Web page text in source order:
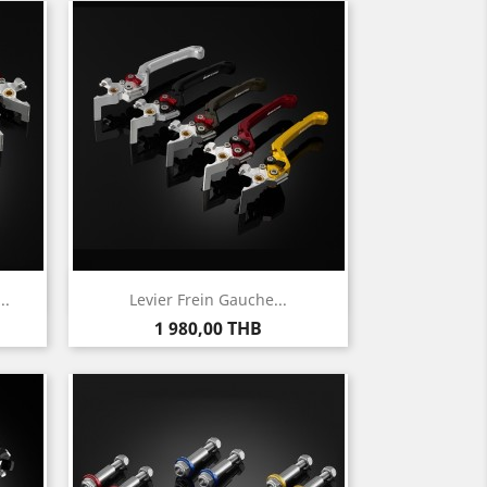
Levier Frein Gauche...
Prix
1 980,00 THB
Aperçu rapide